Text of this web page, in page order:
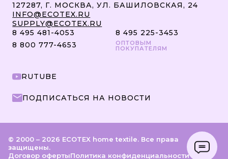
127287, Г. МОСКВА, УЛ. БАШИЛОВСКАЯ, 24
INFO@ECOTEX.RU
SUPPLY@ECOTEX.RU
8 495 481-4053
8 495 225-3453
8 800 777-4653
ОПТОВЫМ
ПОКУПАТЕЛЯМ
RUTUBE
ПОДПИСАТЬСЯ НА НОВОСТИ
© 2000 – 2026 ECOTEX home textile. Все права
защищены.
Договор офертыПолитика конфиденциальности